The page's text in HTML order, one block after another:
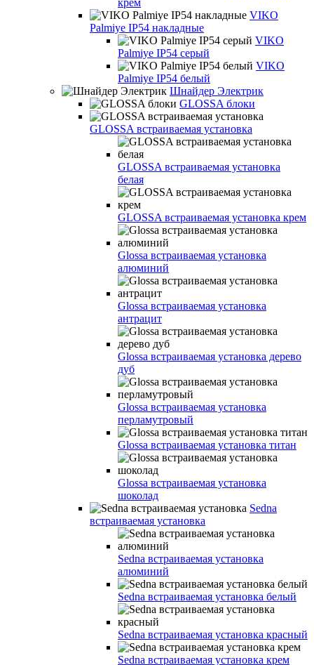
VIKO
Palmiye IP54 накладные
VIKO
Palmiye IP54 серый
VIKO
Palmiye IP54 белый
Шнайдер Электрик
GLOSSA блоки
GLOSSA встраиваемая установка
GLOSSA встраиваемая установка
белая
GLOSSA встраиваемая установка крем
Glossa встраиваемая установка
алюминий
Glossa встраиваемая установка
антрацит
Glossa встраиваемая установка дерево
дуб
Glossa встраиваемая установка
перламутровый
Glossa встраиваемая установка титан
Glossa встраиваемая установка
шоколад
Sedna
встраиваемая установка
Sedna встраиваемая установка
алюминий
Sedna встраиваемая установка белый
Sedna встраиваемая установка красный
Sedna встраиваемая установка крем